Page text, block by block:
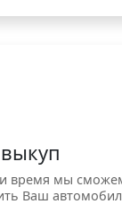
время мы
Ваш